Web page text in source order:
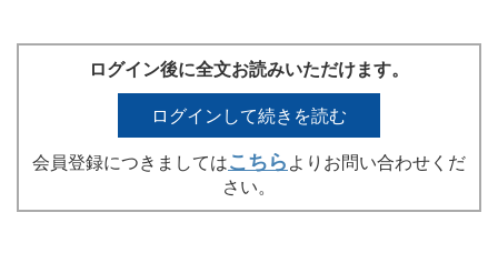
ログイン後に全文お読みいただけます。
ログインして続きを読む
会員登録につきましてはこちら よりお問い合わせくだ
さい。